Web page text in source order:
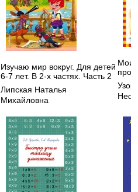
Изучаю мир вокруг. Для детей
6-7 лет. В 2-х частях. Часть 2
Липская Наталья
Михайловна
Мои